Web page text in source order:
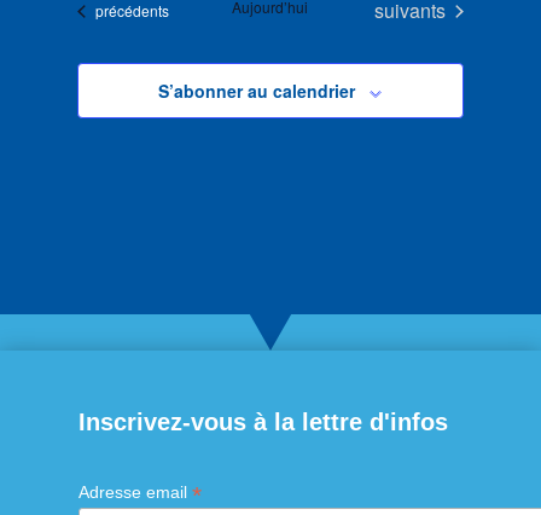
Évènements
précédents Aujourd’hui Évènements
suivants
S’abonner au calendrier
Inscrivez-vous à la lettre d'infos
Adresse email *